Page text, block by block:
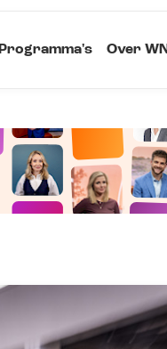
Programma's Over